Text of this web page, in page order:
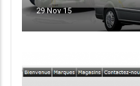
29 Nov 15